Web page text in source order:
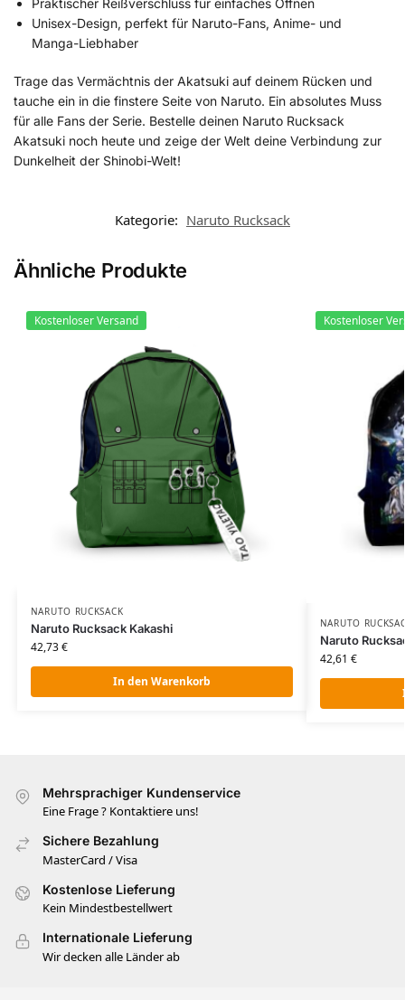
Praktischer Reißverschluss für einfaches Öffnen
Unisex-Design, perfekt für Naruto-Fans, Anime- und
Manga-Liebhaber
Trage das Vermächtnis der Akatsuki auf deinem Rücken und
tauche ein in die finstere Seite von Naruto. Ein absolutes Muss
für alle Fans der Serie. Bestelle deinen Naruto Rucksack
Akatsuki noch heute und zeige der Welt deine Verbindung zur
Dunkelheit der Shinobi-Welt!
Kategorie: Naruto Rucksack
Ähnliche Produkte
Kostenloser Versand
NARUTO RUCKSACK
Naruto Rucksack Kakashi
42,73€
In den Warenkorb
Kostenloser
NARUTO
Naruto
42,61 €
Mehrsprachiger Kundenservice
Eine Frage ? Kontaktiere uns!
Sichere Bezahlung
MasterCard / Visa
Kostenlose Lieferung
Kein Mindestbestellwert
Internationale Lieferung
Wir decken alle Länder ab